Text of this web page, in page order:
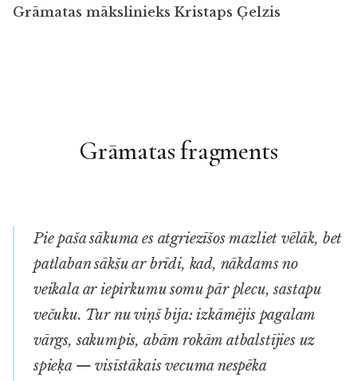
Grāmatas mākslinieks Kristaps Ģelzis
Grāmatas fragments
Pie paša sākuma es atgriezīšos mazliet vēlāk, bet
patlaban sākšu ar brīdi, kad, nākdams no
veikala ar iepirkumu somu pār plecu, sastapu
večuku. Tur nu viņš bija: izkāmējis pagalam
vārgs, sakumpis, abām rokām atbalstījies uz
spieķa — visīstākais vecuma nespēka